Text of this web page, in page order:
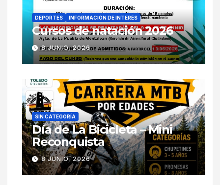
DEPORTES INFORMACIÓN DE INTERÉS
Cursos de natación 2026
8 JUNIO, 2026
SIN CATEGORÍA
Día de La Bicicleta – Mini
Reconquista
8 JUNIO, 2026